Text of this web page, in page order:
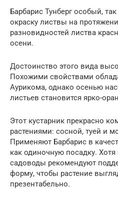
Барбарис Тунберг особый,
окраску листвы на
разновидностей листва
осени.
Достоинство этого вида
Похожими свойствами
Аурикома, однако осенью
листьев становится ярко-
Этот кустарник прекрасно
растениями: сосной, туей и
Применяют Барбарис в
как одиночную посадку.
садоводы рекомендуют
форму, чтобы растение
презентабельно.